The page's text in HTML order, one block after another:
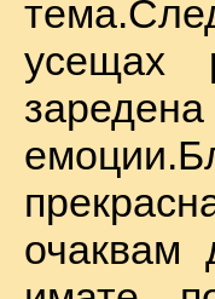
усещах
очаквам